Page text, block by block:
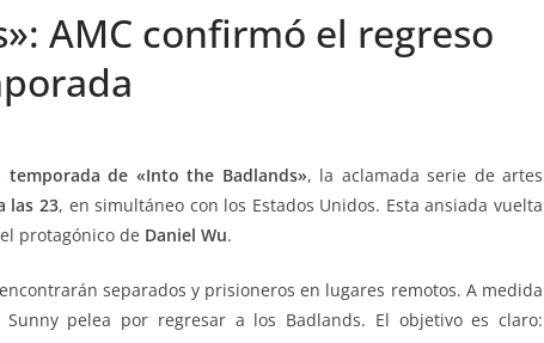
AMC confirmó el regreso
de «Into the Badlands», la aclamada serie de artes
las 23, en simultáneo con los Estados Unidos. Esta ansiada vuelta
protagónico de Daniel Wu.
separados y prisioneros en lugares remotos. A medida
pelea por regresar a los Badlands. El objetivo es claro: